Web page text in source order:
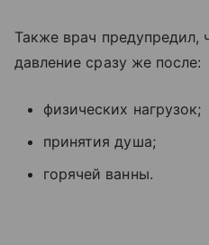
Также врач предупредил,
давление сразу же после:
физических нагрузок;
принятия душа;
горячей ванны.